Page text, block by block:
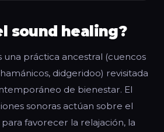
sound healing?
una práctica ancestral (cuencos
didgeridoo) revisitada
de bienestar. El
sonoras actúan sobre el
favorecer la relajación, la